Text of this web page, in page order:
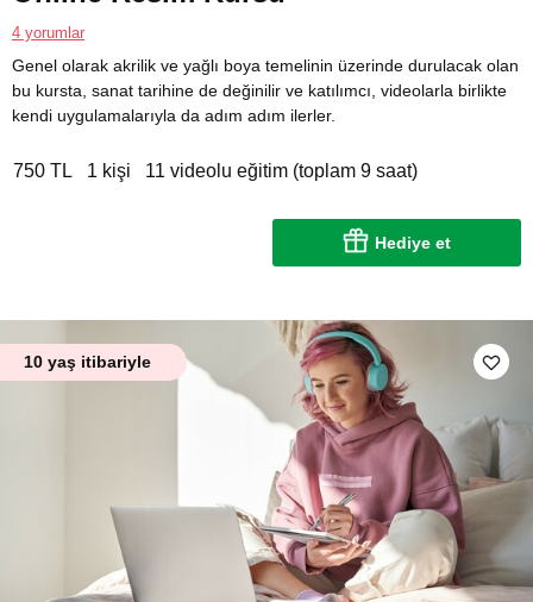
4 yorumlar
Genel olarak akrilik ve yağlı boya temelinin üzerinde durulacak olan
bu kursta, sanat tarihine de değinilir ve katılımcı, videolarla birlikte
kendi uygulamalarıyla da adım adım ilerler.
750 TL 1 kişi 11 videolu eğitim (toplam 9 saat)
Hediye et
10 yaş itibariyle